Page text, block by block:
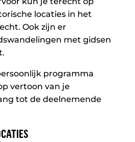
locaties in het
Ook zijn er
met gidsen
programma
vertoon van je
tot de deelnemende